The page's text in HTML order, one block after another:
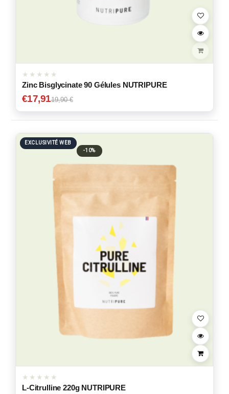
Zinc Bisglycinate 90 Gélules NUTRIPURE
€17,9119,90 €
EXCLUSIVITÉ WEB
-10%
L-Citrulline 220g NUTRIPURE